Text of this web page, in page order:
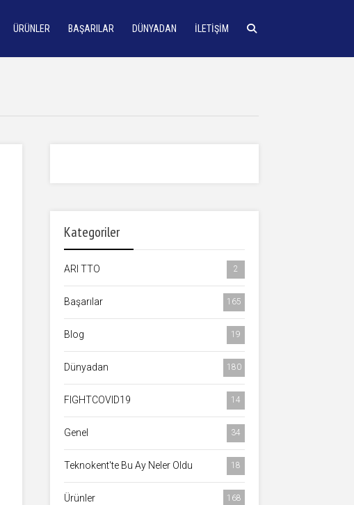
ÜRÜNLER BAŞARILAR DÜNYADAN İLETIŞIM
Kategoriler
ARI TTO 2
Başarılar 165
Blog 19
Dünyadan 180
FIGHTCOVID19 14
Genel 34
Teknokent'te Bu Ay Neler Oldu 18
Ürünler 168